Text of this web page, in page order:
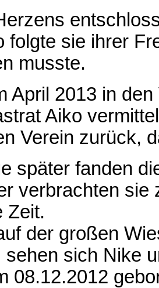
folgte sie ihrer
musste.
April 2013 in
Aiko
Verein zurück,
später fanden
verbrachten
Zeit.
der großen
sehen sich Nike
08.12.2012